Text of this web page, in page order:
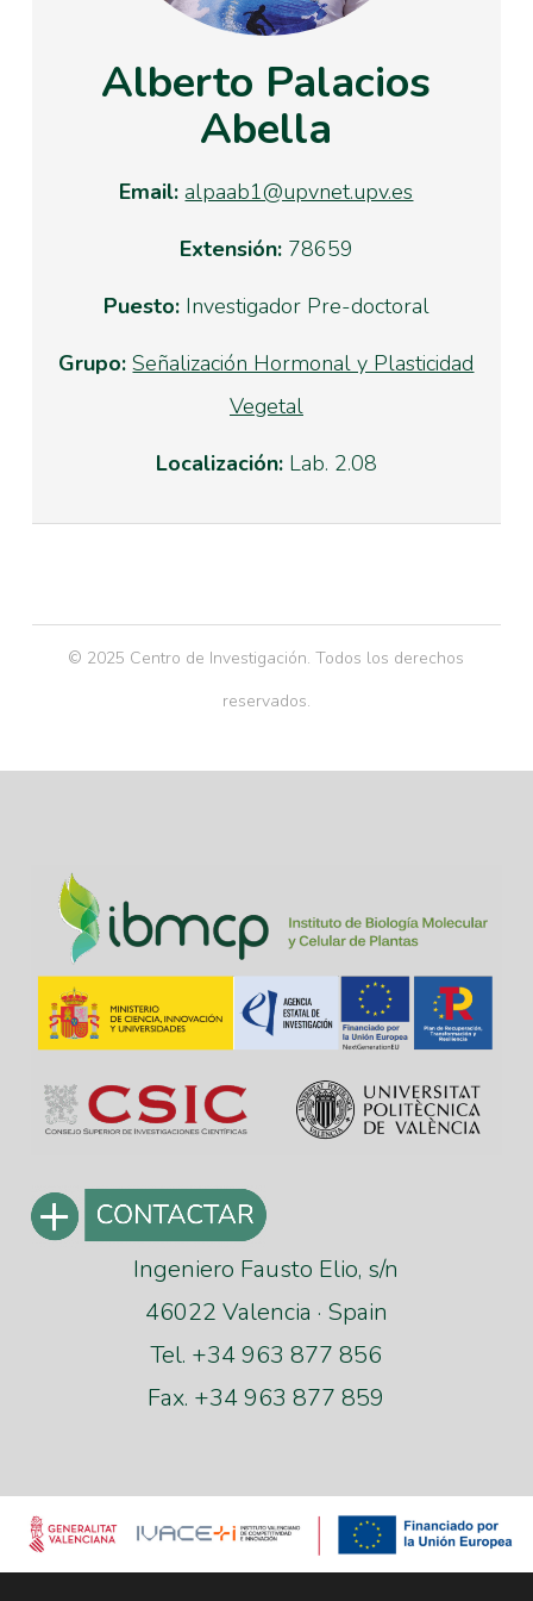
Alberto Palacios
Abella
Email: alpaab1@upvnet.upv.es
Extensión:78659
Puesto:Investigador Pre-doctoral
Grupo: Señalización Hormonal y Plasticidad
Vegetal
Localización:Lab. 2.08
© 2025 Centro de Investigación. Todos los derechos
reservados.
Ingeniero Fausto Elio, s/n
46022 Valencia · Spain
Tel. +34 963 877 856
Fax. +34 963 877 859